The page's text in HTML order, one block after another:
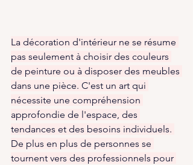
La décoration d'intérieur ne se résume
pas seulement à choisir des couleurs
de peinture ou à disposer des meubles
dans une pièce. C'est un art qui
nécessite une compréhension
approfondie de l'espace, des
tendances et des besoins individuels.
De plus en plus de personnes se
tournent vers des professionnels pour